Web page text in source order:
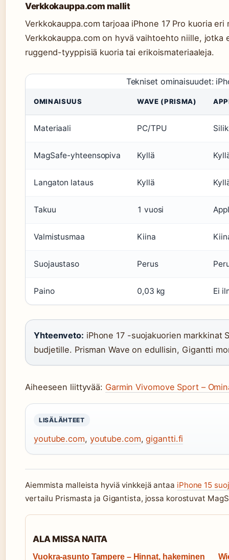
Verkkokauppa.com mallit
Verkkokauppa.com tarjoaa iPhone 17 Pro kuoria
Verkkokauppa.com on hyvä vaihtoehto niille, jotka
ruggend-tyyppisiä kuoria tai erikoismateriaaleja.
Tekniset ominaisuudet:
OMINAISUUS WAVE (PRISMA)
Materiaali PC/TPU
MagSafe-yhteensopiva Kyllä
Langaton lataus Kyllä
Takuu 1 vuosi
Valmistusmaa Kiina
Suojaustaso Perus
Paino 0,03 kg Ei
Yhteenveto: iPhone 17 -suojakuorien markkinat
budjetille. Prisman Wave on edullisin, Gigantti
Aiheeseen liittyvää: Garmin Vivomove Sport –
LISÄLÄHTEET
youtube.com, youtube.com,gigantti.fi
Aiemmista malleista hyviä vinkkejä antaa iPhone 15
vertailu Prismasta ja Gigantista, jossa korostuvat
ALA MISSA NAITA
Vuokra-asunto Tampere – Hinnat, hakeminen